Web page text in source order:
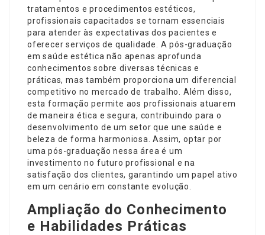
tratamentos e procedimentos estéticos,
profissionais capacitados se tornam essenciais
para atender às expectativas dos pacientes e
oferecer serviços de qualidade. A pós-graduação
em saúde estética não apenas aprofunda
conhecimentos sobre diversas técnicas e
práticas, mas também proporciona um diferencial
competitivo no mercado de trabalho. Além disso,
esta formação permite aos profissionais atuarem
de maneira ética e segura, contribuindo para o
desenvolvimento de um setor que une saúde e
beleza de forma harmoniosa. Assim, optar por
uma pós-graduação nessa área é um
investimento no futuro profissional e na
satisfação dos clientes, garantindo um papel ativo
em um cenário em constante evolução.
Ampliação do Conhecimento
e Habilidades Práticas